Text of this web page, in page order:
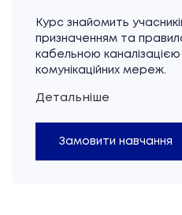
Курс знайомить
призначенням та
кабельною
комунікаційних мереж.
Детальніше
Замовити навчання